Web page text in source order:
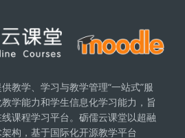
教学、学习与教学管理“一站式”服
学能力和学生信息化学习能力，旨
课程学习平台。砺儒云课堂以超融
构，基于国际化开源教学平台